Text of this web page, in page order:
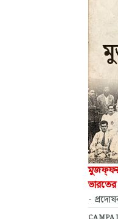
মুজফ্‌ফর
-